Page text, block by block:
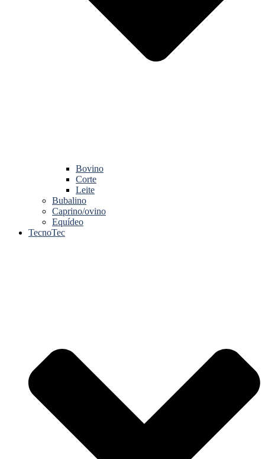
Bovino
Corte
Leite
Bubalino
Caprino/ovino
Equídeo
TecnoTec